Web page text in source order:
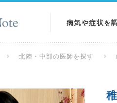
病気や症状を
検査を調べる
北陸・中部の医師を探す